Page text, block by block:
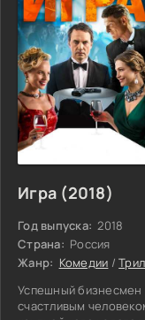
современной
концертных
Игра (2018)
Год выпуска: 2018
Страна: Россия
Жанр: Комедии /
Успешный бизнесмен
счастливым